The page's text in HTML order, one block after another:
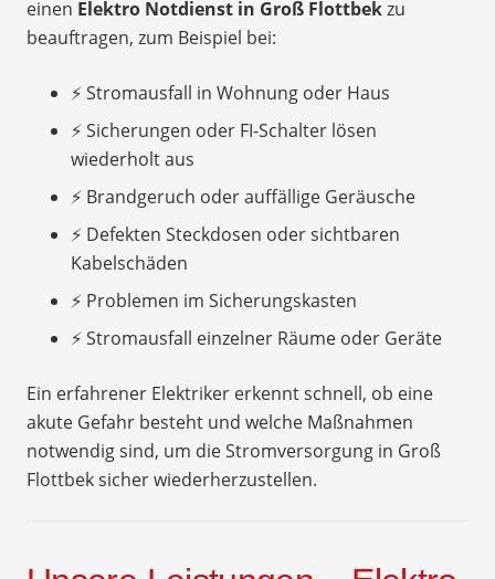
einen Elektro Notdienst in Groß Flottbekzu
beauftragen, zum Beispiel bei:
⚡ Stromausfall in Wohnung oder Haus
⚡ Sicherungen oder FI-Schalter lösen
wiederholt aus
⚡ Brandgeruch oder auffällige Geräusche
⚡ Defekten Steckdosen oder sichtbaren
Kabelschäden
⚡ Problemen im Sicherungskasten
⚡ Stromausfall einzelner Räume oder Geräte
Ein erfahrener Elektriker erkennt schnell, ob eine
akute Gefahr besteht und welche Maßnahmen
notwendig sind, um die Stromversorgung in Groß
Flottbek sicher wiederherzustellen.